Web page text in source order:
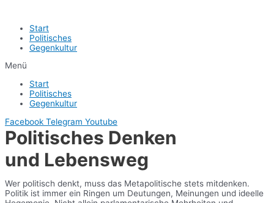
Start
Politisches
Gegenkultur
Menü
Start
Politisches
Gegenkultur
Facebook Telegram Youtube
Politisches Denken
und Lebensweg
Wer politisch denkt, muss das Metapolitische stets mitdenken.
Politik ist immer ein Ringen um Deutungen, Meinungen und ideelle